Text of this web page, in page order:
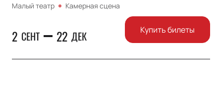
Малый театр Камерная сцена
2 СЕНТ 22 ДЕК Купить билеты